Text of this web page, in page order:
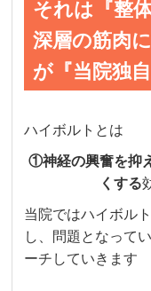
それは『整
深層の筋肉
が『当院独
ハイボルトとは
①神経の興奮を
くする
当院ではハイボル
し、問題となって
ーチしていきます